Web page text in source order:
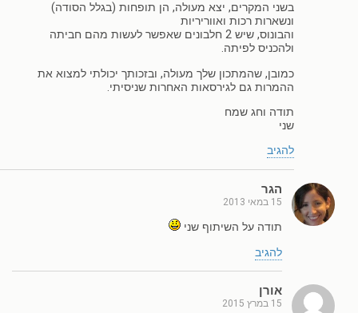
בשני המקרים, יצא מעולה, הן תופחות (בגלל הסודה)
ונשארות רכות ואווריריות
והבונוס, שיש 2 חלבונים שאפשר לעשות מהם חביתה
ולהכניס לפיתה.
כמובן, שהמתכון שלך מעולה, ובזכותך יכולתי למצוא את
ההמרות גם לגירסאות האחרות שניסיתי.
תודה וחג שמח
שני
להגיב
הגר
15 במאי 2013
תודה על השיתוף שני
להגיב
אורן
15 במרץ 2015